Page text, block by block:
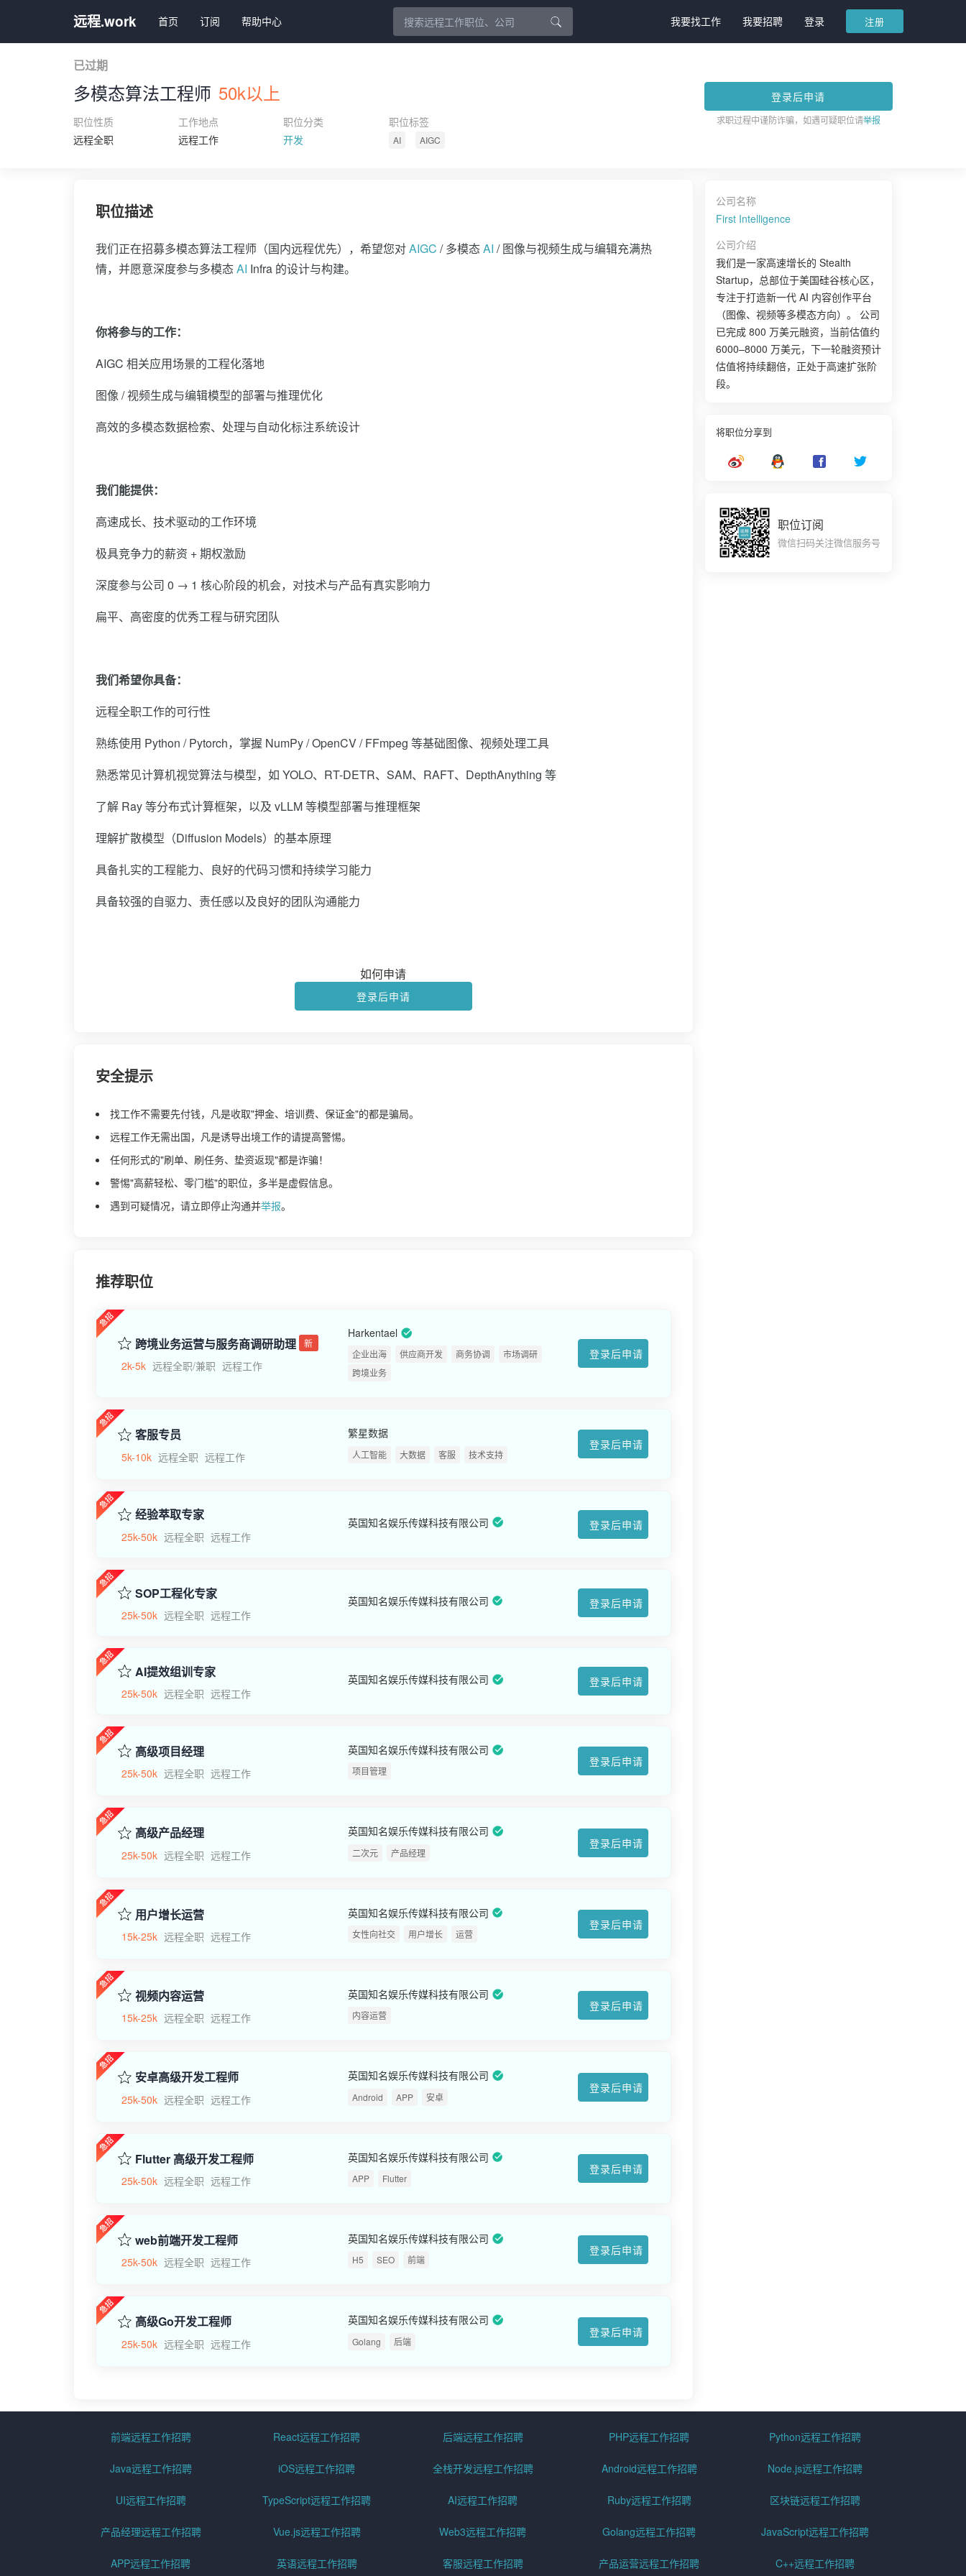
远程.work 首页 订阅 帮助中心 我要找工作 我要招聘 登录 注册
已过期
多模态算法工程师 50k以上
职位性质
远程全职
工作地点
远程工作
职位分类
开发
职位标签
AI AIGC
登录后申请
求职过程中谨防诈骗，如遇可疑职位请举报
职位描述
我们正在招募多模态算法工程师（国内远程优先），希望您对AIGC / 多模态AI / 图像与视频生成与编辑充满热
情，并愿意深度参与多模态AI Infra 的设计与构建。
你将参与的工作：
AIGC 相关应用场景的工程化落地
图像 / 视频生成与编辑模型的部署与推理优化
高效的多模态数据检索、处理与自动化标注系统设计
我们能提供：
高速成长、技术驱动的工作环境
极具竞争力的薪资 + 期权激励
深度参与公司 0 → 1 核心阶段的机会，对技术与产品有真实影响力
扁平、高密度的优秀工程与研究团队
我们希望你具备：
远程全职工作的可行性
熟练使用 Python / Pytorch，掌握 NumPy / OpenCV / FFmpeg 等基础图像、视频处理工具
熟悉常见计算机视觉算法与模型，如 YOLO、RT-DETR、SAM、RAFT、DepthAnything 等
了解 Ray 等分布式计算框架，以及 vLLM 等模型部署与推理框架
理解扩散模型（Diffusion Models）的基本原理
具备扎实的工程能力、良好的代码习惯和持续学习能力
具备较强的自驱力、责任感以及良好的团队沟通能力
如何申请
登录后申请
安全提示
找工作不需要先付钱，凡是收取"押金、培训费、保证金"的都是骗局。
远程工作无需出国，凡是诱导出境工作的请提高警惕。
任何形式的"刷单、刷任务、垫资返现"都是诈骗！
警惕"高薪轻松、零门槛"的职位，多半是虚假信息。
遇到可疑情况，请立即停止沟通并举报。
推荐职位
跨境业务运营与服务商调研助理 新
2k-5k 远程全职/兼职 远程工作
Harkentael
企业出海 供应商开发 商务协调
市场调研
跨境业务
登录后申请
客服专员
5k-10k 远程全职 远程工作
繁星数据
人工智能 大数据 客服 技术支持
登录后申请
经验萃取专家
25k-50k 远程全职 远程工作
英国知名娱乐传媒科技有限公司 登录后申请
SOP工程化专家
25k-50k 远程全职 远程工作
英国知名娱乐传媒科技有限公司 登录后申请
AI提效组训专家
25k-50k 远程全职 远程工作
英国知名娱乐传媒科技有限公司 登录后申请
高级项目经理
25k-50k 远程全职 远程工作
英国知名娱乐传媒科技有限公司
项目管理
登录后申请
高级产品经理
25k-50k 远程全职 远程工作
英国知名娱乐传媒科技有限公司
二次元 产品经理
登录后申请
用户增长运营
15k-25k 远程全职 远程工作
英国知名娱乐传媒科技有限公司
女性向社交 用户增长 运营
登录后申请
视频内容运营
15k-25k 远程全职 远程工作
英国知名娱乐传媒科技有限公司
内容运营
登录后申请
安卓高级开发工程师
25k-50k 远程全职 远程工作
英国知名娱乐传媒科技有限公司
Android APP 安卓
登录后申请
Flutter 高级开发工程师
25k-50k 远程全职 远程工作
英国知名娱乐传媒科技有限公司
APP Flutter
登录后申请
web前端开发工程师
25k-50k 远程全职 远程工作
英国知名娱乐传媒科技有限公司
H5 SEO 前端
登录后申请
高级Go开发工程师
25k-50k 远程全职 远程工作
英国知名娱乐传媒科技有限公司
Golang 后端
登录后申请
公司名称
First Intelligence
公司介绍
我们是一家高速增长的 Stealth
Startup，总部位于美国硅谷核心区，
专注于打造新一代 AI 内容创作平台
（图像、视频等多模态方向）。 公司
已完成 800 万美元融资，当前估值约
6000–8000 万美元，下一轮融资预计
估值将持续翻倍，正处于高速扩张阶
段。
将职位分享到
职位订阅
微信扫码关注微信服务号
前端远程工作招聘 React远程工作招聘 后端远程工作招聘 PHP远程工作招聘 Python远程工作招聘
Java远程工作招聘 iOS远程工作招聘 全栈开发远程工作招聘 Android远程工作招聘 Node.js远程工作招聘
UI远程工作招聘 TypeScript远程工作招聘 AI远程工作招聘 Ruby远程工作招聘 区块链远程工作招聘
产品经理远程工作招聘 Vue.js远程工作招聘 Web3远程工作招聘 Golang远程工作招聘 JavaScript远程工作招聘
APP远程工作招聘 英语远程工作招聘 客服远程工作招聘 产品运营远程工作招聘 C++远程工作招聘